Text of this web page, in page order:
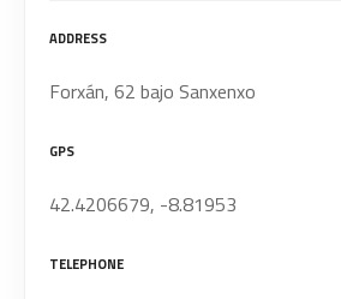
ADDRESS
Forxán, 62 bajo Sanxenxo
GPS
42.4206679, -8.81953
TELEPHONE